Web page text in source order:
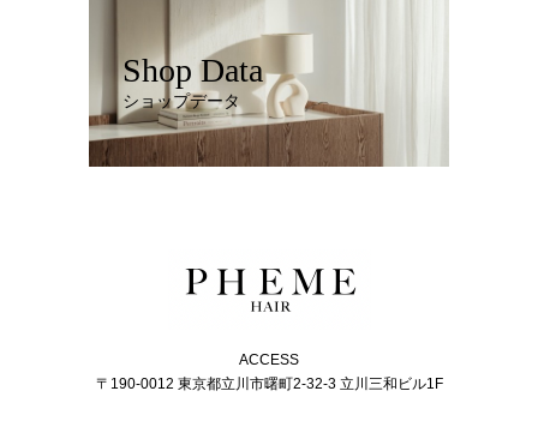
Shop Data
ショップデータ
ACCESS
〒190-0012 東京都立川市曙町2-32-3 立川三和ビル1F